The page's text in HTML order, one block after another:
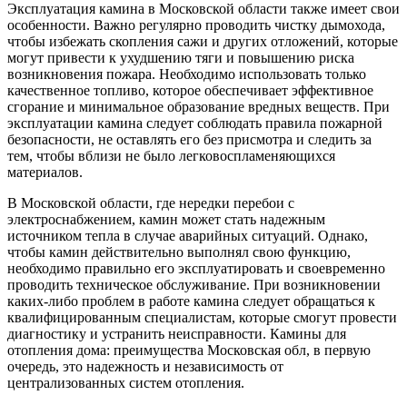
Эксплуатация камина в Московской области также имеет свои
особенности. Важно регулярно проводить чистку дымохода,
чтобы избежать скопления сажи и других отложений, которые
могут привести к ухудшению тяги и повышению риска
возникновения пожара. Необходимо использовать только
качественное топливо, которое обеспечивает эффективное
сгорание и минимальное образование вредных веществ. При
эксплуатации камина следует соблюдать правила пожарной
безопасности, не оставлять его без присмотра и следить за
тем, чтобы вблизи не было легковоспламеняющихся
материалов.
В Московской области, где нередки перебои с
электроснабжением, камин может стать надежным
источником тепла в случае аварийных ситуаций. Однако,
чтобы камин действительно выполнял свою функцию,
необходимо правильно его эксплуатировать и своевременно
проводить техническое обслуживание. При возникновении
каких-либо проблем в работе камина следует обращаться к
квалифицированным специалистам, которые смогут провести
диагностику и устранить неисправности. Камины для
отопления дома: преимущества Московская обл, в первую
очередь, это надежность и независимость от
централизованных систем отопления.